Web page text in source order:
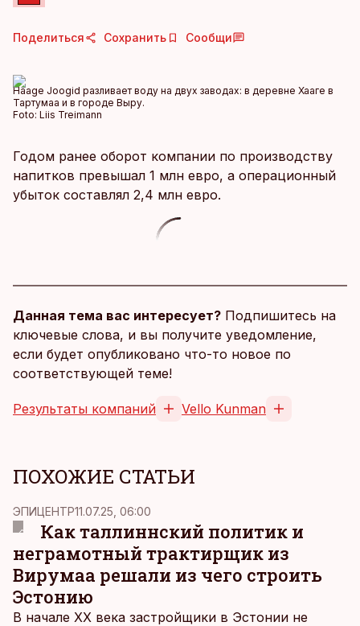
Поделиться Сохранить Сообщи
Haage Joogid разливает воду на двух заводах: в деревне Хааге в
Тартумаа и в городе Выру.
Foto: Liis Treimann
Годом ранее оборот компании по производству
напитков превышал 1 млн евро, а операционный
убыток составлял 2,4 млн евро.
Данная тема вас интересует? Подпишитесь на
ключевые слова, и вы получите уведомление,
если будет опубликовано что-то новое по
соответствующей теме!
Результаты компаний Vello Kunman
ПОХОЖИЕ СТАТЬИ
ЭПИЦЕНТР11.07.25, 06:00
Как таллиннский политик и
неграмотный трактирщик из
Вирумаа решали из чего строить
Эстонию
В начале ХХ века застройщики в Эстонии не